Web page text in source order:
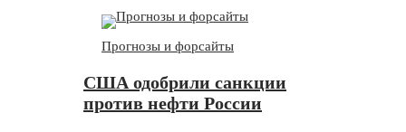
Прогнозы и форсайты
США одобрили санкции
против нефти России